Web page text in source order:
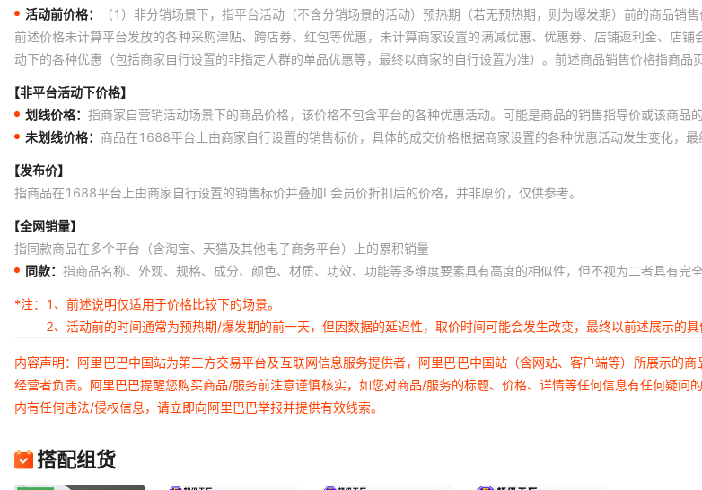
活动前价格：
（1）非分销场景下，指平台活动（不含分销场景的活动）预热期（若无预热期，则为爆发期）前的商品
前述价格未计算平台发放的各种采购津贴、跨店券、红包等优惠，未计算商家设置的满减优惠、优惠券、店铺返利金、店
动下的各种优惠（包括商家自行设置的非指定人群的单品优惠等，最终以商家的自行设置为准）。前述商品销售价格指商
【非平台活动下价格】
划线价格： 指商家自营销活动场景下的商品价格，该价格不包含平台的各种优惠活动。可能是商品的销售指导价或该商品
未划线价格： 商品在1688平台上由商家自行设置的销售标价，具体的成交价格根据商家设置的各种优惠活动发生变化，最
【发布价】
指商品在1688平台上由商家自行设置的销售标价并叠加L会员价折扣后的价格，并非原价，仅供参考。
【全网销量】
指同款商品在多个平台（含淘宝、天猫及其他电子商务平台）上的累积销量
同款： 指商品名称、外观、规格、成分、颜色、材质、功效、功能等多维度要素具有高度的相似性，但不视为二者具有完
*注：
1、前述说明仅适用于价格比较下的场景。
2、活动前的时间通常为预热期/爆发期的前一天，但因数据的延迟性，取价时间可能会发生改变，最终以前述展示的具
内容声明：阿里巴巴中国站为第三方交易平台及互联网信息服务提供者，阿里巴巴中国站（含网站、客户端等）所展示的
经营者负责。阿里巴巴提醒您购买商品/服务前注意谨慎核实，如您对商品/服务的标题、价格、详情等任何信息有任何疑
内有任何违法/侵权信息，请立即向阿里巴巴举报并提供有效线索。
搭配组货